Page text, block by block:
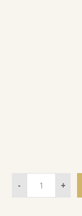
- +